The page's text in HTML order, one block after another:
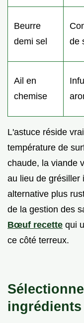
Beurre
demi sel
de
Ail en
chemise
L'astuce réside
température de
chaude, la viande
au lieu de grésiller
alternative plus
de la gestion des
Bœuf recette qui
ce côté terreux.
ingrédients